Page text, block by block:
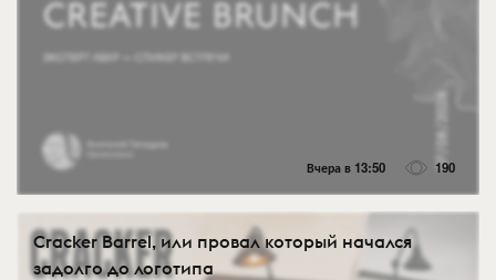
Вчера в 13:50 190
Cracker Barrel, или провал который начался
задолго до логотипа